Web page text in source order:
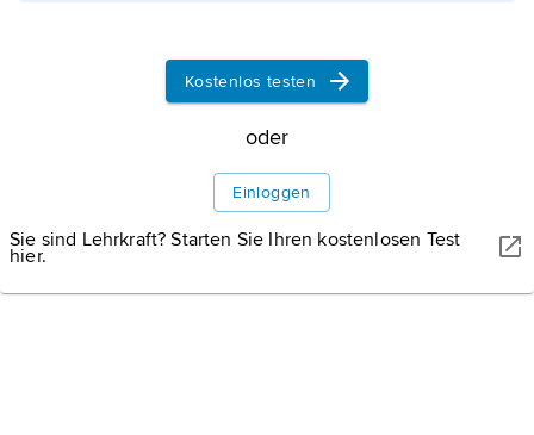
Kostenlos testen
oder
Einloggen
Sie sind Lehrkraft? Starten Sie Ihren kostenlosen Test
hier.